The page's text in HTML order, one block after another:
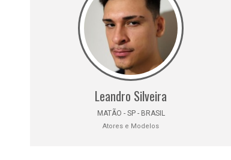
Leandro Silveira
MATÃO - SP - BRASIL
Atores e Modelos